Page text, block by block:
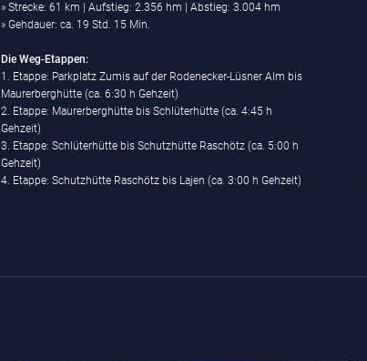
» Strecke: 61 km | Aufstieg: 2.356 hm | Abstieg: 3.004 hm
» Gehdauer: ca. 19 Std. 15 Min.
Die Weg-Etappen:
1. Etappe: Parkplatz Zumis auf der Rodenecker-Lüsner Alm bis
Maurerberghütte (ca. 6:30 h Gehzeit)
2. Etappe: Maurerberghütte bis Schlüterhütte (ca. 4:45 h
Gehzeit)
3. Etappe: Schlüterhütte bis Schutzhütte Raschötz (ca. 5:00 h
Gehzeit)
4. Etappe: Schutzhütte Raschötz bis Lajen (ca. 3:00 h Gehzeit)